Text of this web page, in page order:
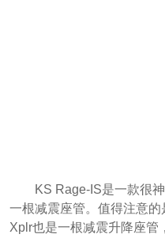
KS Rage-IS是一款很
一根减震座管。值得注意
Xplr也是一根减震升降座管